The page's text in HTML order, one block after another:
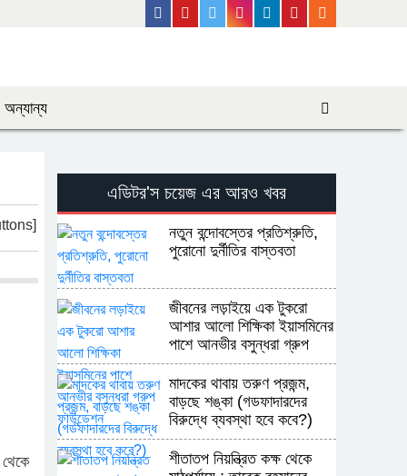
Facebook
YoutubeTwitterInstagram
LinkedinPinterest
অন্যান্য
এডিটর'স চয়েজ এর আরও খবর
নতুন বন্দোবস্তের প্রতিশ্রুতি,
পুরোনো দুর্নীতির বাস্তবতা
জীবনের লড়াইয়ে এক টুকরো
আশার আলো শিক্ষিকা ইয়াসমিনের
পাশে আনভীর বসুন্ধরা গ্রুপ
ফাউন্ডেশন
মাদকের থাবায় তরুণ প্রজন্ম,
বাড়ছে শঙ্কা (গডফাদারদের
বিরুদ্ধে ব্যবস্থা হবে কবে?)
শীতাতপ নিয়ন্ত্রিত কক্ষ থেকে